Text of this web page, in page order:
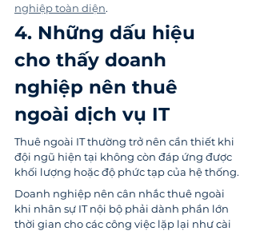
nghiệp toàn diện.
4. Những dấu hiệu
cho thấy doanh
nghiệp nên thuê
ngoài dịch vụ IT
Thuê ngoài IT thường trở nên cần thiết khi
đội ngũ hiện tại không còn đáp ứng được
khối lượng hoặc độ phức tạp của hệ thống.
Doanh nghiệp nên cân nhắc thuê ngoài
khi nhân sự IT nội bộ phải dành phần lớn
thời gian cho các công việc lặp lại như cài